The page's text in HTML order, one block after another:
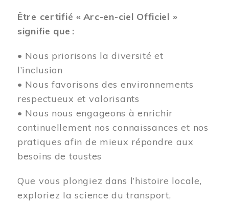
Être certifié « Arc-en-ciel Officiel »
signifie que :
• Nous priorisons la diversité et
l’inclusion
• Nous favorisons des environnements
respectueux et valorisants
• Nous nous engageons à enrichir
continuellement nos connaissances et nos
pratiques afin de mieux répondre aux
besoins de toustes
Que vous plongiez dans l’histoire locale,
exploriez la science du transport,